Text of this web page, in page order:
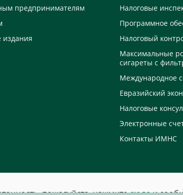
предпринимателям
Налоговые
Программное
Налоговый
Максимальные
сигареты с
Международное
Евразийский
Налоговые
Электронные
Контакты ИМНС